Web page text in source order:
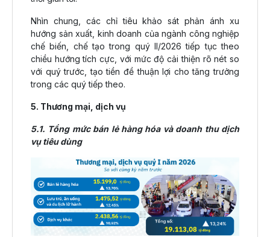
Nhìn chung, các chỉ tiêu khảo sát phản ánh xu
hướng sản xuất, kinh doanh của ngành công nghiệp
chế biến, chế tạo trong quý II/2026 tiếp tục theo
chiều hướng tích cực, với mức độ cải thiện rõ nét so
với quý trước, tạo tiền đề thuận lợi cho tăng trưởng
trong các quý tiếp theo.
5. Thương mại, dịch vụ
5.1. Tổng mức bán lẻ hàng hóa và doanh thu dịch
vụ tiêu dùng